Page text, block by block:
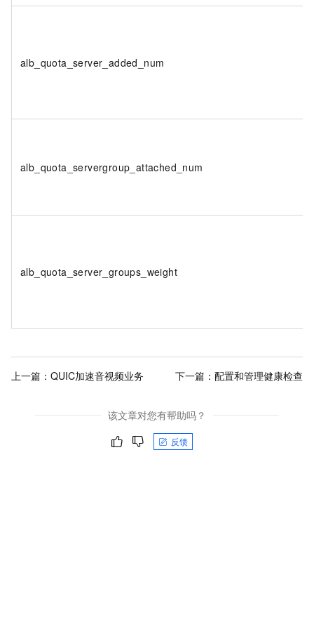
alb_quota_server_added_num
alb_quota_servergroup_attached_num
alb_quota_server_groups_weight
上一篇： QUIC加速音视频业务 下一篇： 配置和管理健康检查
该文章对您有帮助吗？
反馈